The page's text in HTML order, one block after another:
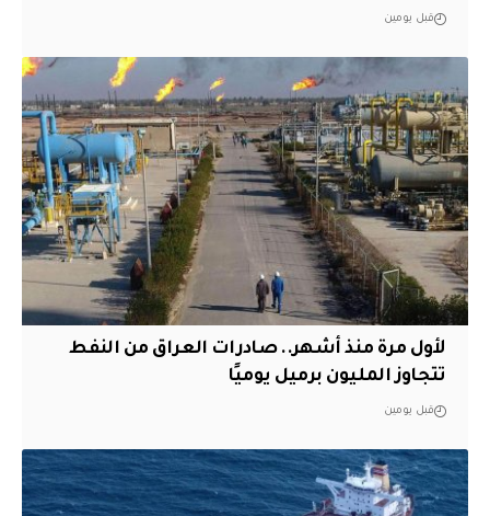
قبل يومين
لأول مرة منذ أشهر.. صادرات العراق من النفط
تتجاوز المليون برميل يوميًا
قبل يومين